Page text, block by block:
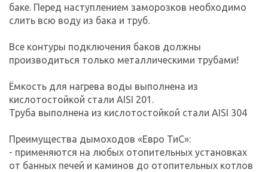
баке. Перед наступлением заморозков необходимо
слить всю воду из бака и труб.
Все контуры подключения баков должны
производиться только металлическими трубами!
Ёмкость для нагрева воды выполнена из
кислотостойкой стали AISI 201.
Труба выполнена из кислотостойкой стали AISI 304
Преимущества дымоходов «Евро ТиС»:
- применяются на любых отопительных установках
от банных печей и каминов до отопительных котлов